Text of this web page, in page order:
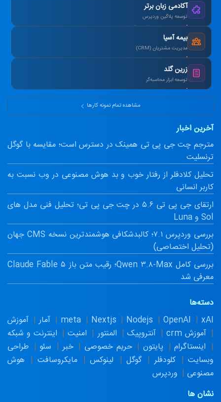
آکادمی زبان برتر
توسعه پلاگین وردپرس
طراحی سیستم آزمون آنلاین و صدور کارنامه.
بیمه آسیا
مدیریت مشتریان (CRM)
یکپارچه‌سازی اطلاعات و اتوماسیون پیامک.
زرین گلد
توسعه ابزار محاسبه‌گر
ماشین‌حساب پیشرفته سود مرکب و طلا.
مشاهده تمام نمونه کارها
آخرین اخبار
مترجم چت جی پی تی همینک در دسترس است؛ مقایسه با گوگل
ترنسلیت
تحلیل کلادفلر از رفتار خوب و بد هوش مصنوعی در وب نسبت به
کاربر انسانی
ارتقای جی پی تی ۵.۶ در چت جی پی تی؛ تحلیل فنی مدل های
Sol و Luna
بررسی وردپرس ۷.۱؛ کالبدشکافی هوشمندترین نسخه CMS جهان
(تحلیل اختصاصی)
بررسی کامل Qwen ۳.۸-Max؛ رقیب متن باز Claude Fable ۵
معرفی شد
دسته‌ها
meta
Nextjs Nodejs OpenAI xAI آمار
آموزش
آموزش crm
آنتروپیک المنتور امنیت
اینترنت و شبکه
اینستاگرام
پایتون حریم خصوصی خبر سئو
طراحی
وبسایت
کلودفلر گوگل لینوکس مایکروسافت
هوش
مصنوعی
وردپرس
نشان ها